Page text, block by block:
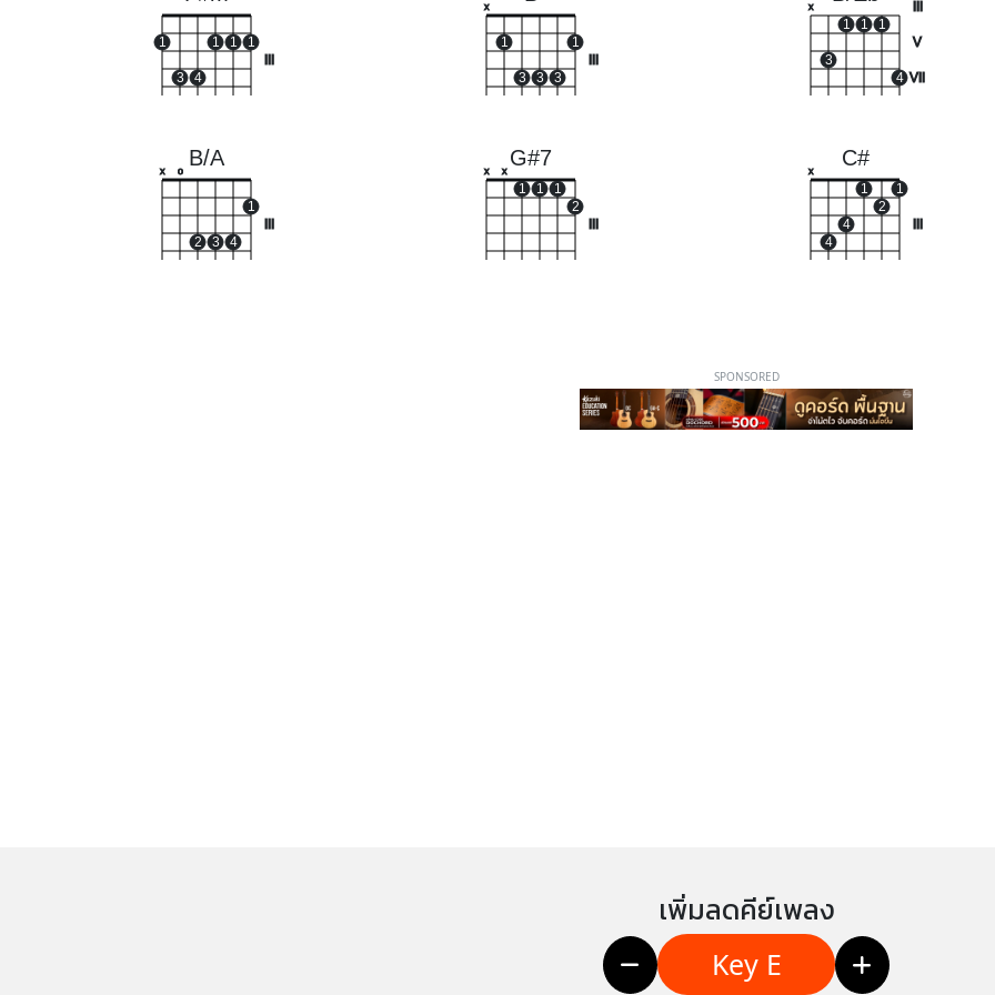
1
3 4
1 1 1
x
1
3 3 3
1 V
VII
x
3
1 1 1
4
B/A
x o
2 3 4
1
G#7
x x
1 1
1
2
C#
x
4
4
1
2
1
SPONSORED
เพิ่มลดคีย์เพลง
Key E